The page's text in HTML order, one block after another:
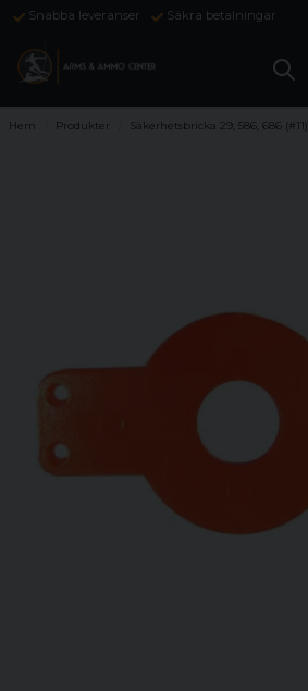
Snabba leveranser Säkra betalningar
Hem Produkter Säkerhetsbricka 29, 586, 686 (#11)